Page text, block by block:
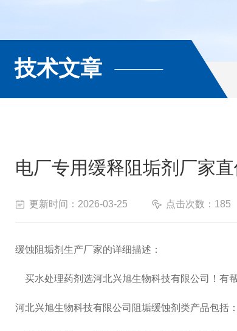
技术文章
电厂专用缓释阻垢剂厂家
更新时间：2026-03-25 点击次数：185
缓蚀阻垢剂生产厂家的详细描述：
买水处理药剂选河北兴旭生物科技有限公司！有
河北兴旭生物科技有限公司阻垢缓蚀剂类产品包括：